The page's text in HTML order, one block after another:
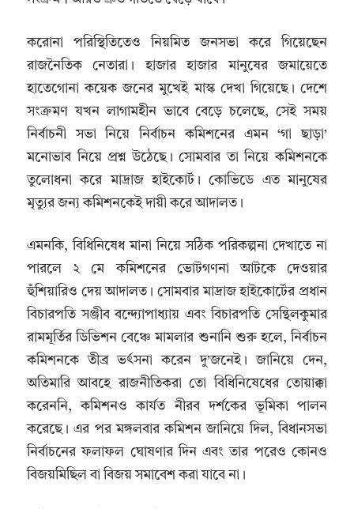
করোনা পরিস্থিতিতেও নিয়মিত জনসভা করে গিয়েছেন
রাজনৈতিক নেতারা। হাজার হাজার মানুষের জমায়েতে
হাতেগোনা কয়েক জনের মুখেই মাস্ক দেখা গিয়েছে। দেশে
সংক্রমণ যখন লাগামহীন ভাবে বেড়ে চলেছে, সেই সময়
নির্বাচনী সভা নিয়ে নির্বাচন কমিশনের এমন ‘গা ছাড়া’
মনোভাব নিয়ে প্রশ্ন উঠেছে। সোমবার তা নিয়ে কমিশনকে
তুলোধনা করে মাদ্রাজ হাইকোর্ট। কোভিডে এত মানুষের
মৃত্যুর জন্য কমিশনকেই দায়ী করে আদালত।
এমনকি, বিধিনিষেধ মানা নিয়ে সঠিক পরিকল্পনা দেখাতে না
পারলে ২ মে কমিশনের ভোটগণনা আটকে দেওয়ার
হুঁশিয়ারিও দেয় আদালত। সোমবার মাদ্রাজ হাইকোর্টের প্রধান
বিচারপতি সঞ্জীব বন্দ্যোপাধ্যায় এবং বিচারপতি সেন্থিলকুমার
রামমূর্তির ডিভিশন বেঞ্চে মামলার শুনানি শুরু হলে, নির্বাচন
কমিশনকে তীব্র ভর্ৎসনা করেন দু’জনেই। জানিয়ে দেন,
অতিমারি আবহে রাজনীতিকরা তো বিধিনিষেধের তোয়াক্কা
করেননি, কমিশনও কার্যত নীরব দর্শকের ভূমিকা পালন
করেছে। এর পর মঙ্গলবার কমিশন জানিয়ে দিল, বিধানসভা
নির্বাচনের ফলাফল ঘোষণার দিন এবং তার পরেও কোনও
বিজয়মিছিল বা বিজয় সমাবেশ করা যাবে না।